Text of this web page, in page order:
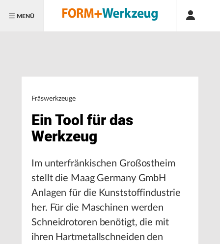
MENÜ
Fräswerkzeuge
Ein Tool für das
Werkzeug
Im unterfränkischen Großostheim
stellt die Maag Germany GmbH
Anlagen für die Kunststoffindustrie
her. Für die Maschinen werden
Schneidrotoren benötigt, die mit
ihren Hartmetallschneiden den